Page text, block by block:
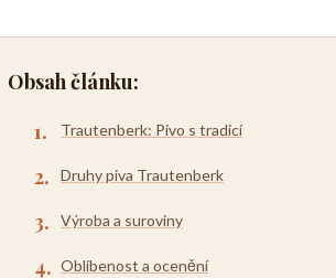
Obsah článku:
Trautenberk: Pivo s tradicí
Druhy piva Trautenberk
Výroba a suroviny
Oblíbenost a ocenění